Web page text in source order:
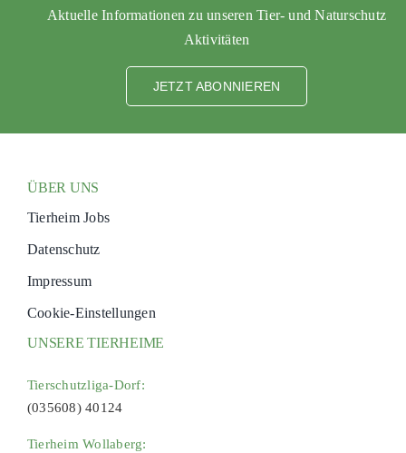
Aktuelle Informationen zu unseren Tier- und Naturschutz
Aktivitäten
JETZT ABONNIEREN
ÜBER UNS
Tierheim Jobs
Datenschutz
Impressum
Cookie-Einstellungen
UNSERE TIERHEIME
Tierschutzliga-Dorf:
(035608) 40124
Tierheim Wollaberg: